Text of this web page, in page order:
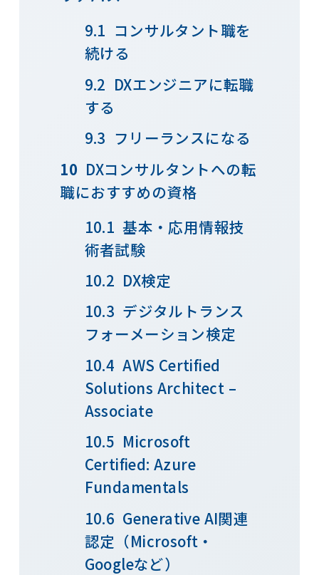
コンサルタント職を
続ける
DXエンジニアに転職
する
フリーランスになる
DXコンサルタントへの転
職におすすめの資格
基本・応用情報技
術者試験
DX検定
デジタルトランス
フォーメーション検定
AWS Certified
Solutions Architect –
Associate
Microsoft
Certified: Azure
Fundamentals
Generative AI関連
認定（Microsoft・
Googleなど）